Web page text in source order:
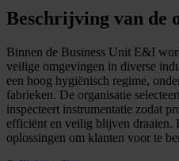
Beschrijving van de
Binnen de Business Unit E&I
veilige omgevingen in diverse
een hoog hygiënisch regime,
fabrieken. De organisatie
inspecteert instrumentatie zodat
efficiënt en veilig blijven draaien.
oplossingen om klanten voor te